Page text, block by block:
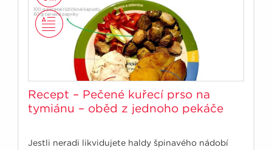
Recept – Pečené kuřecí prso na
tymiánu – oběd z jednoho pekáče
Jestli neradi likvidujete haldy špinavého nádobí